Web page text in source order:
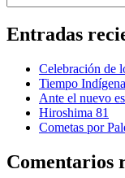
Entradas
Celebración de
Tiempo
Ante el nuevo
Hiroshima 81
Cometas por
Comentarios